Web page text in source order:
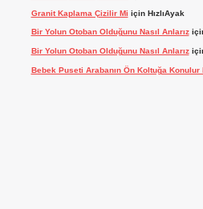
Granit Kaplama Çizilir Mi için HızlıAyak
Bir Yolun Otoban Olduğunu Nasıl Anlarız
Bir Yolun Otoban Olduğunu Nasıl Anlarız
Bebek Puseti Arabanın Ön Koltuğa Konulur